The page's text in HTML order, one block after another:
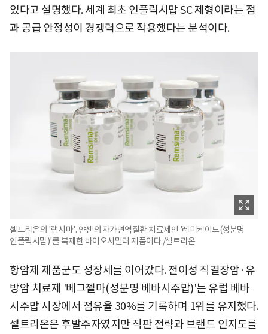
있다고 설명했다. 세계 최초 인플릭시맙 SC 제형이라는 점
과 공급 안정성이 경쟁력으로 작용했다는 분석이다.
셀트리온의 '램시마'. 얀센의 자가면역질환 치료제인 '레미케이드(성분명
인플릭시맙)'를 복제한 바이오시밀러 제품이다./셀트리온
항암제 제품군도 성장세를 이어갔다. 전이성 직결장암·유
방암 치료제 '베그젤마(성분명 베바시주맙)'는 유럽 베바
시주맙 시장에서 점유율 30%를 기록하며 1위를 유지했다.
셀트리온은 후발주자였지만 직판 전략과 브랜드 인지도를